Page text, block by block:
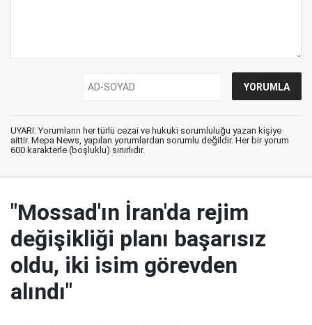
UYARI: Yorumların her türlü cezai ve hukuki sorumluluğu yazan kişiye
aittir. Mepa News, yapılan yorumlardan sorumlu değildir. Her bir yorum
600 karakterle (boşluklu) sınırlıdır.
"Mossad'ın İran'da rejim
değişikliği planı başarısız
oldu, iki isim görevden
alındı"